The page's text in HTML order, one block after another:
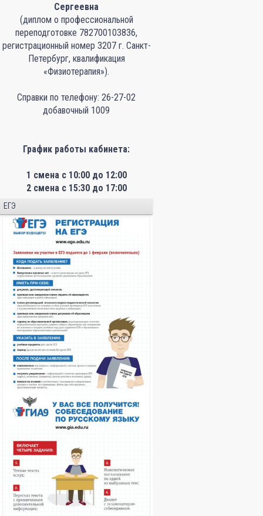
Сергеевна
(диплом о профессиональной
переподготовке 782700103836,
регистрационный номер 3207 г. Санкт-
Петербург, квалификация
«Физиотерапия»).
Справки по телефону: 26-27-02
добавочный 1009
График работы кабинета:
1 смена с 10:00 до 12:00
2 смена с 15:30 до 17:00
ЕГЭ